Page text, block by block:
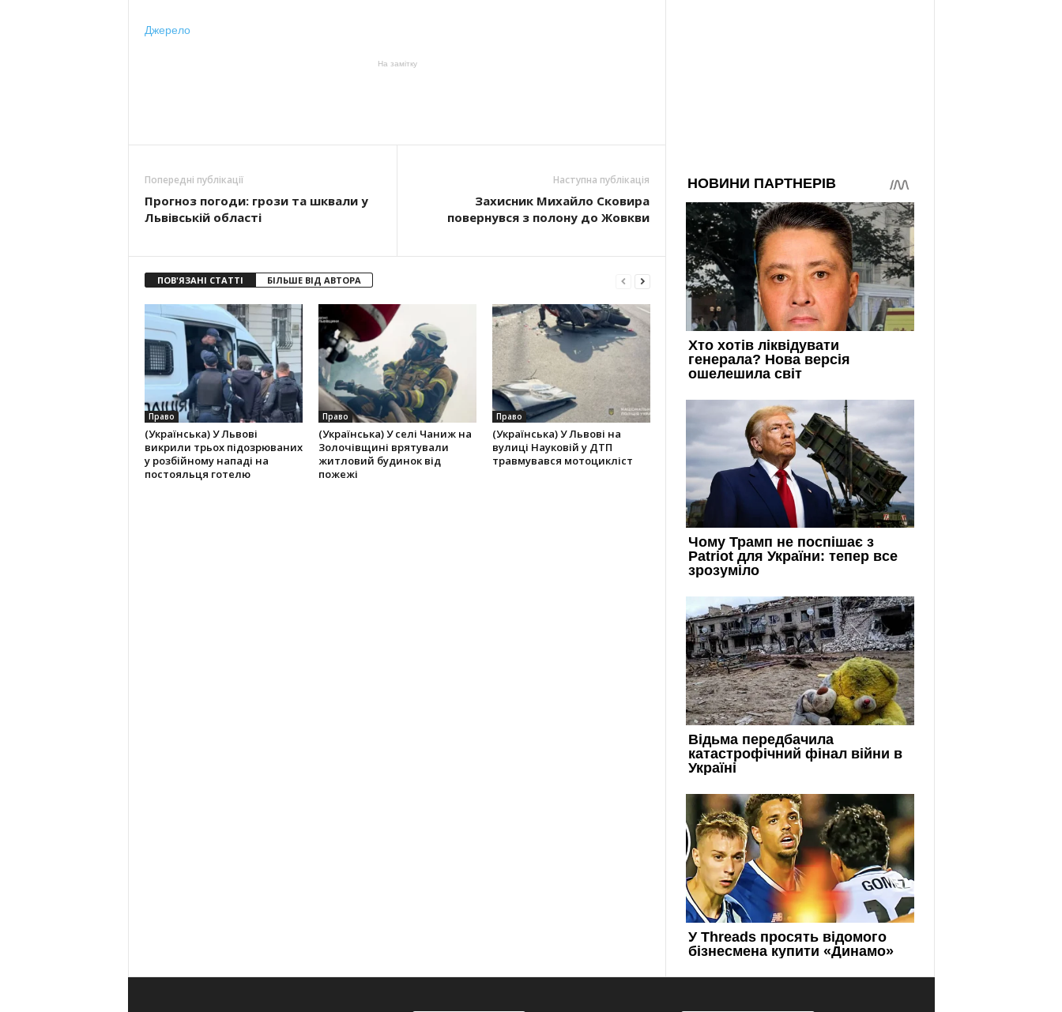
Джерело
На замітку
Попередні публікації
Прогноз погоди: грози та шквали у
Львівській області
Наступна публікація
Захисник Михайло Сковира
повернувся з полону до Жовкви
ПОВ'ЯЗАНІ СТАТТІ БІЛЬШЕ ВІД АВТОРА
Право
(Українська) У Львові
викрили трьох підозрюваних
у розбійному нападі на
постояльця готелю
Право
(Українська) У селі Чаниж на
Золочівщині врятували
житловий будинок від
пожежі
Право
(Українська) У Львові на
вулиці Науковій у ДТП
травмувався мотоцикліст